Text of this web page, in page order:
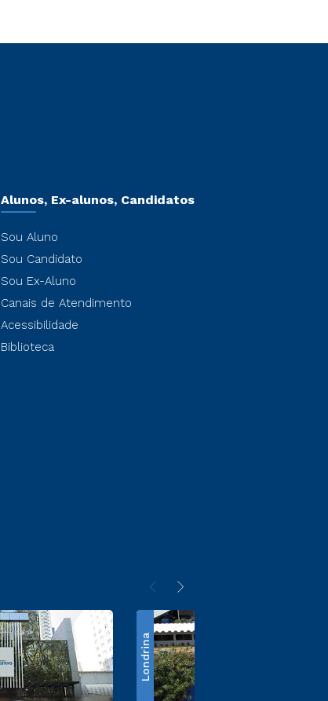
Alunos, Ex-alunos, Candidatos
Sou Aluno
Sou Candidato
Sou Ex-Aluno
Canais de Atendimento
Acessibilidade
Biblioteca
Londrina